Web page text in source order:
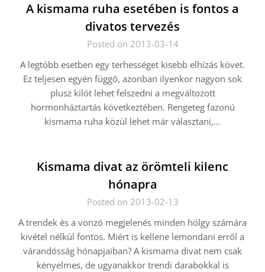
A kismama ruha esetében is fontos a
divatos tervezés
Posted on 2013-03-14
A legtöbb esetben egy terhességet kisebb elhízás követ.
Ez teljesen egyén függő, azonban ilyenkor nagyon sok
plusz kilót lehet felszedni a megváltozott
hormonháztartás következtében. Rengeteg fazonú
kismama ruha közül lehet már választani,…
Kismama divat az örömteli kilenc
hónapra
Posted on 2013-02-13
A trendek és a vonzó megjelenés minden hölgy számára
kivétel nélkül fontos. Miért is kellene lemondani erről a
várandósság hónapjaiban? A kismama divat nem csak
kényelmes, de ugyanakkor trendi darabokkal is